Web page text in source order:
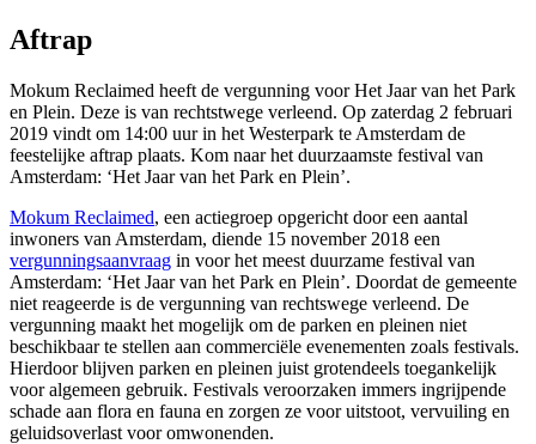
Aftrap
Mokum Reclaimed heeft de vergunning voor Het Jaar van het Park
en Plein. Deze is van rechtstwege verleend. Op zaterdag 2 februari
2019 vindt om 14:00 uur in het Westerpark te Amsterdam de
feestelijke aftrap plaats. Kom naar het duurzaamste festival van
Amsterdam: ‘Het Jaar van het Park en Plein’.
Mokum Reclaimed, een actiegroep opgericht door een aantal
inwoners van Amsterdam, diende 15 november 2018 een
vergunningsaanvraag in voor het meest duurzame festival van
Amsterdam: ‘Het Jaar van het Park en Plein’. Doordat de gemeente
niet reageerde is de vergunning van rechtswege verleend. De
vergunning maakt het mogelijk om de parken en pleinen niet
beschikbaar te stellen aan commerciële evenementen zoals festivals.
Hierdoor blijven parken en pleinen juist grotendeels toegankelijk
voor algemeen gebruik. Festivals veroorzaken immers ingrijpende
schade aan flora en fauna en zorgen ze voor uitstoot, vervuiling en
geluidsoverlast voor omwonenden.